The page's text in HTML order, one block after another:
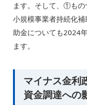
ます。そして、①も
小規模事業者持続化
助金についても2024
ます。
マイナス金利
資金調達への